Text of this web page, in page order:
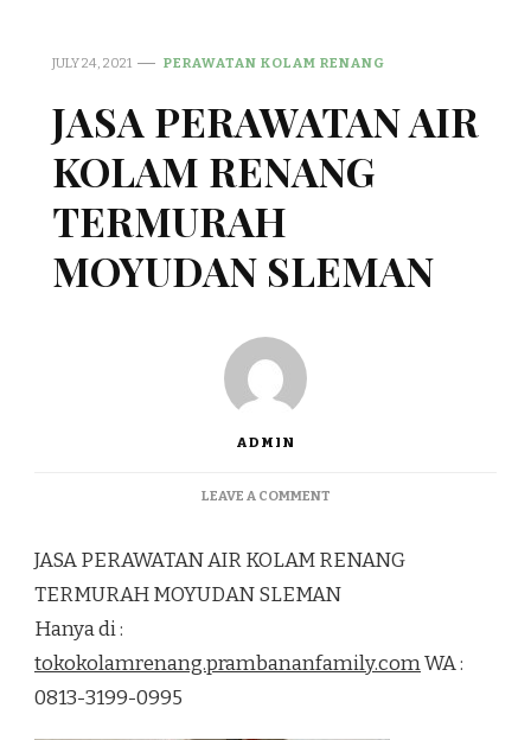
JULY 24, 2021 PERAWATAN KOLAM RENANG
JASA PERAWATAN AIR
KOLAM RENANG
TERMURAH
MOYUDAN SLEMAN
ADMIN
LEAVE A COMMENTON
AIR
KOLAM
MOYUDAN
SLEMAN
JASA PERAWATAN AIR KOLAM RENANG
TERMURAH MOYUDAN SLEMAN
Hanya di :
tokokolamrenang.prambananfamily.comWA :
0813-3199-0995